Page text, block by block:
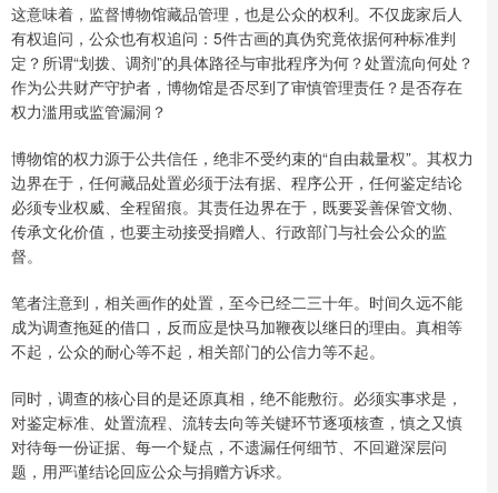
这意味着，监督博物馆藏品管理，也是公众的权利。不仅庞家后人
有权追问，公众也有权追问：5件古画的真伪究竟依据何种标准判
定？所谓“划拨、调剂”的具体路径与审批程序为何？处置流向何处？
作为公共财产守护者，博物馆是否尽到了审慎管理责任？是否存在
权力滥用或监管漏洞？
博物馆的权力源于公共信任，绝非不受约束的“自由裁量权”。其权力
边界在于，任何藏品处置必须于法有据、程序公开，任何鉴定结论
必须专业权威、全程留痕。其责任边界在于，既要妥善保管文物、
传承文化价值，也要主动接受捐赠人、行政部门与社会公众的监
督。
笔者注意到，相关画作的处置，至今已经二三十年。时间久远不能
成为调查拖延的借口，反而应是快马加鞭夜以继日的理由。真相等
不起，公众的耐心等不起，相关部门的公信力等不起。
同时，调查的核心目的是还原真相，绝不能敷衍。必须实事求是，
对鉴定标准、处置流程、流转去向等关键环节逐项核查，慎之又慎
对待每一份证据、每一个疑点，不遗漏任何细节、不回避深层问
题，用严谨结论回应公众与捐赠方诉求。